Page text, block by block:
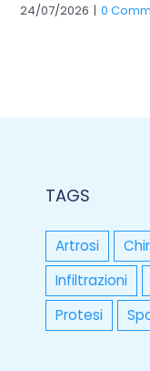
24/07/2026 | 0
TAGS
Artrosi
Infiltrazioni
Protesi